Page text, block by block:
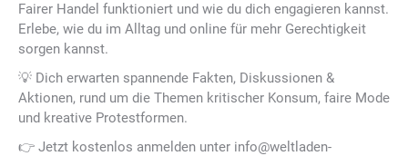
Fairer Handel funktioniert und wie du dich engagieren kannst.
Erlebe, wie du im Alltag und online für mehr Gerechtigkeit
sorgen kannst.
💡 Dich erwarten spannende Fakten, Diskussionen &
Aktionen, rund um die Themen kritischer Konsum, faire Mode
und kreative Protestformen.
👉 Jetzt kostenlos anmelden unter info@weltladen-